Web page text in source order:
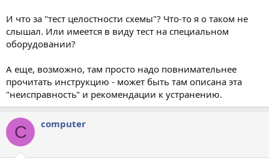
И что за "тест целостности схемы"? Что-то я о таком не
слышал. Или имеется в виду тест на специальном
оборудовании?
А еще, возможно, там просто надо повнимательнее
прочитать инструкцию - может быть там описана эта
"неисправность" и рекомендации к устранению.
C computer